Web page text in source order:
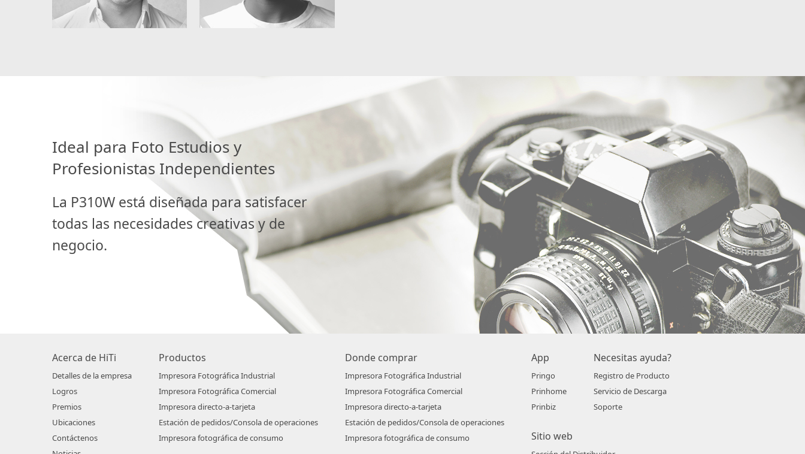
Ideal para Foto Estudios y
Profesionistas Independientes
La P310W está diseñada para satisfacer
todas las necesidades creativas y de
negocio.
Acerca de HiTi
Detalles de la empresa
Logros
Premios
Ubicaciones
Contáctenos
Productos
Impresora Fotográfica Industrial
Impresora Fotográfica Comercial
Impresora directo-a-tarjeta
Estación de pedidos/Consola de operaciones
Impresora fotográfica de consumo
Donde comprar
Impresora Fotográfica Industrial
Impresora Fotográfica Comercial
Impresora directo-a-tarjeta
Estación de pedidos/Consola de operaciones
Impresora fotográfica de consumo
App
Pringo
Prinhome
Prinbiz
Necesitas ayuda?
Registro de Producto
Servicio de Descarga
Soporte
Sitio web